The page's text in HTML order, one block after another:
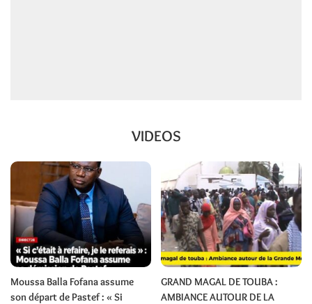
VIDEOS
Moussa Balla Fofana assume
son départ de Pastef : « Si
GRAND MAGAL DE TOUBA :
AMBIANCE AUTOUR DE LA